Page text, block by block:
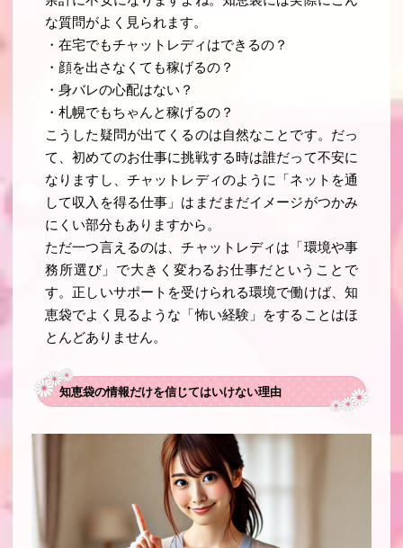
な質問がよく見られます。
・在宅でもチャットレディはできるの？
・顔を出さなくても稼げるの？
・身バレの心配はない？
・札幌でもちゃんと稼げるの？
こうした疑問が出てくるのは自然なことです。だっ
て、初めてのお仕事に挑戦する時は誰だって不安に
なりますし、チャットレディのように「ネットを通
して収入を得る仕事」はまだまだイメージがつかみ
にくい部分もありますから。
ただ一つ言えるのは、チャットレディは「環境や事
務所選び」で大きく変わるお仕事だということで
す。正しいサポートを受けられる環境で働けば、知
恵袋でよく見るような「怖い経験」をすることはほ
とんどありません。
知恵袋の情報だけを信じてはいけない理由